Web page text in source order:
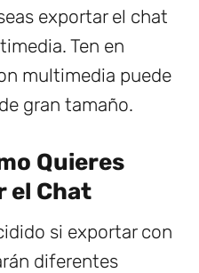
exportar el chat
Ten en
multimedia puede
gran tamaño.
Quieres
el Chat
si exportar con
diferentes